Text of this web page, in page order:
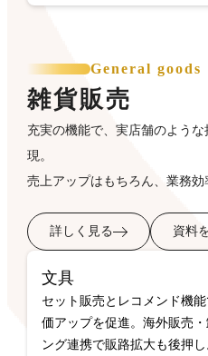
General goods
雑貨販売
充実の機能で、実店舗のよう
現。
売上アップはもちろん、業務効
詳しく見る 資料
文具
セット販売とレコメンド機
価アップを促進。海外販売
ング連携で販路拡大も後押し